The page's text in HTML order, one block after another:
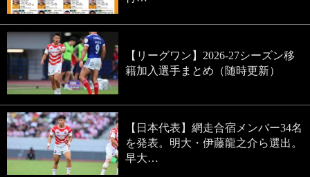
【リーグワン】2026-27シーズン移
籍加入選手まとめ（随時更新）
【日本代表】網走合宿メンバー34名
を発表。明大・伊藤龍之介ら選出。
早大…